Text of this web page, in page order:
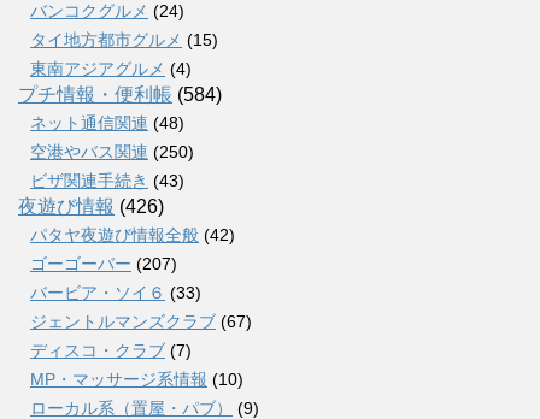
バンコクグルメ (24)
タイ地方都市グルメ (15)
東南アジアグルメ (4)
プチ情報・便利帳 (584)
ネット通信関連 (48)
空港やバス関連 (250)
ビザ関連手続き (43)
夜遊び情報 (426)
パタヤ夜遊び情報全般 (42)
ゴーゴーバー (207)
バービア・ソイ６ (33)
ジェントルマンズクラブ (67)
ディスコ・クラブ (7)
MP・マッサージ系情報 (10)
ローカル系（置屋・パブ）
(9)